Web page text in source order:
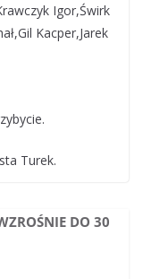
Igor,Świrk
Kacper,Jarek
Turek.
DO 30